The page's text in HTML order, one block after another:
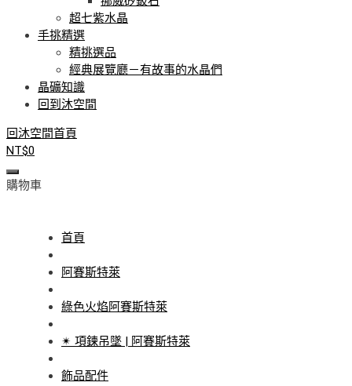
超七紫水晶
手挑精選
精挑選品
經典展覽廳－有故事的水晶們
晶礦知識
回到沐空間
回沐空間首頁
NT$0
購物車
首頁
阿賽斯特萊
綠色火焰阿賽斯特萊
✴ 項鍊吊墜 | 阿賽斯特萊
飾品配件